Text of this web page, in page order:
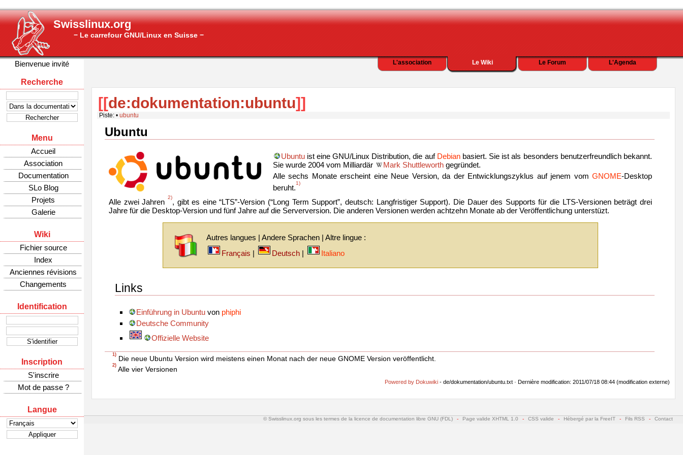
Swisslinux.org
− Le carrefour GNU/Linux en Suisse −
L'Agenda
Le Forum
Le Wiki
L'association
Bienvenue invité
Recherche
Menu
Accueil
Association
Documentation
SLo Blog
Projets
Galerie
Wiki
Fichier source
Index
Anciennes révisions
Changements
Identification
Inscription
S'inscrire
Mot de passe ?
Langue
[[de:dokumentation:ubuntu]]
Piste: • ubuntu
Ubuntu
Ubuntuist eine GNU/Linux Distribution, die auf Debianbasiert. Sie ist als besonders benutzerfreundlich bekannt.
Sie wurde 2004 vom Milliardär
Mark Shuttleworthgegründet.
Alle sechs Monate erscheint eine Neue Version, da der Entwicklungszyklus auf jenem vom GNOME-Desktop
beruht.
1)
Alle zwei Jahren
2)
, gibt es eine “LTS”-Version (“Long Term Support”, deutsch: Langfristiger Support). Die Dauer des Supports für die LTS-Versionen beträgt drei
Jahre für die Desktop-Version und fünf Jahre auf die Serverversion. Die anderen Versionen werden achtzehn Monate ab der Veröffentlichung unterstüzt.
Autres langues | Andere Sprachen | Altre lingue :
Français | Deutsch| Italiano
Links
Einführung in Ubuntuvon phiphi
Deutsche Community
Offizielle Website
1)
Die neue Ubuntu Version wird meistens einen Monat nach der neue GNOME Version veröffentlicht.
2)
Alle vier Versionen
Powered by Dokuwiki - de/dokumentation/ubuntu.txt · Dernière modification: 2011/07/18 08:44 (modification externe)
© Swisslinux.org sous les termes de la licence de documentation libre GNU (FDL) - Page valide XHTML 1.0 - CSS valide - Hébergé par la FreeIT - Fils RSS - Contact